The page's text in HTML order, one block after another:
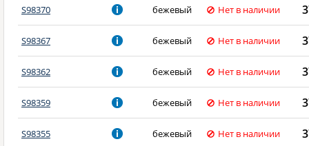
S98370 бежевый Нет в наличии
S98367 бежевый Нет в наличии
S98362 бежевый Нет в наличии
S98359 бежевый Нет в наличии
S98355 бежевый Нет в наличии